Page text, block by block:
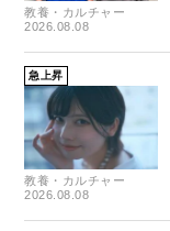
教養・カルチャー
2026.08.08
急上昇
教養・カルチャー
2026.08.08